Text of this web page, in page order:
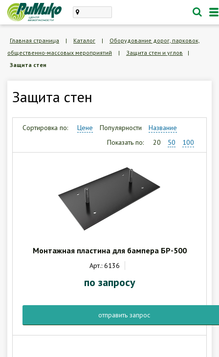
Каталог
8 (846) 300-47-62
Доставка и оплата
Гарантия
Программное обеспечение LogTag
Монтаж оборудования
Контакты
Главная страница | Каталог |
Оборудование дорог, парковок,
общественно-массовых мероприятий
| Защита стен и углов
|
Защита стен
Защита стен
Сортировка по: Цене Популярности
Название
Показать по:
20 50 100
Монтажная пластина для бампера БР-500
Арт.: 6136
по запросу
отправить запрос